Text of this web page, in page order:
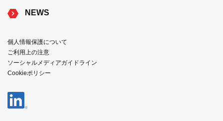
NEWS
個人情報保護について
ご利用上の注意
ソーシャルメディアガイドライン
Cookieポリシー